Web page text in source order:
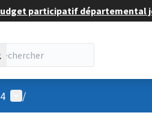
participatif départemental
Menu utilisateur
/